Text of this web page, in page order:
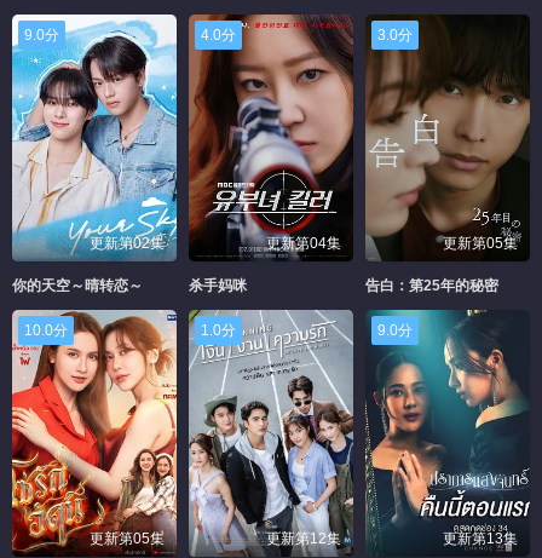
9.0分
更新第02集
你的天空～晴转恋～
4.0分
更新第04集
杀手妈咪
3.0分
更新第05集
告白：第25年的秘密
10.0分
更新第05集
1.0分
更新第12集
9.0分
更新第13集